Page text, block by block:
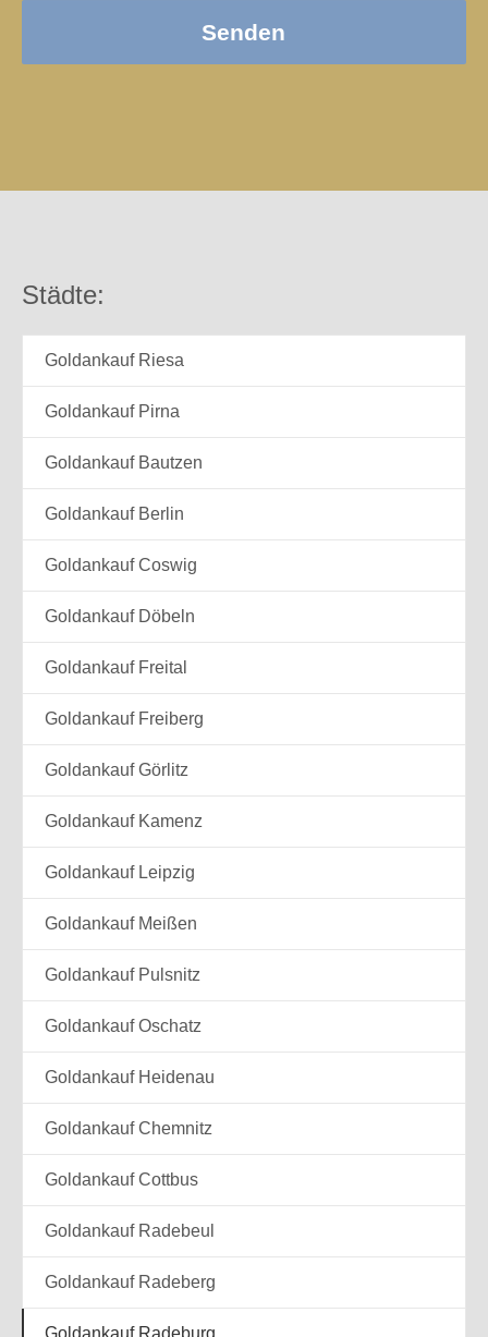
Senden
Städte:
Goldankauf Riesa
Goldankauf Pirna
Goldankauf Bautzen
Goldankauf Berlin
Goldankauf Coswig
Goldankauf Döbeln
Goldankauf Freital
Goldankauf Freiberg
Goldankauf Görlitz
Goldankauf Kamenz
Goldankauf Leipzig
Goldankauf Meißen
Goldankauf Pulsnitz
Goldankauf Oschatz
Goldankauf Heidenau
Goldankauf Chemnitz
Goldankauf Cottbus
Goldankauf Radebeul
Goldankauf Radeberg
Goldankauf Radeburg